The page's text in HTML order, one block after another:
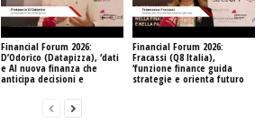
Financial Forum 2026:
D’Odorico (Datapizza), ‘dati
e AI nuova finanza che
anticipa decisioni e
Financial Forum 2026:
Fracassi (Q8 Italia),
‘funzione finance guida
strategie e orienta futuro